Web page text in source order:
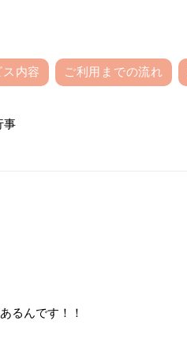
内容 ご利用までの流れ
事
るんです！！